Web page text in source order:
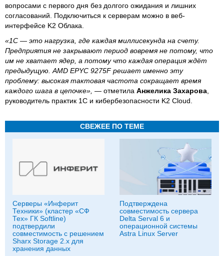
вопросами с первого дня без долгого ожидания и лишних
согласований. Подключиться к серверам можно в веб-
интерфейсе K2 Облака.
«1С — это нагрузка, где каждая миллисекунда на счету.
Предприятия не закрывают период вовремя не потому, что
им не хватает ядер, а потому что каждая операция ждёт
предыдущую. AMD EPYC 9275F решает именно эту
проблему: высокая тактовая частота сокращает время
каждого шага в цепочке», — отметила Анжелика Захарова
руководитель практик 1С и кибербезопасности K2 Cloud.
СВЕЖЕЕ ПО ТЕМЕ
Серверы «Инферит
Техники» (кластер «СФ
Тех» ГК Softline)
подтвердили
совместимость с решением
Sharx Storage 2.x для
хранения данных
Подтверждена
совместимость сервера
Delta Serval 6 и
операционной системы
Astra Linux Server